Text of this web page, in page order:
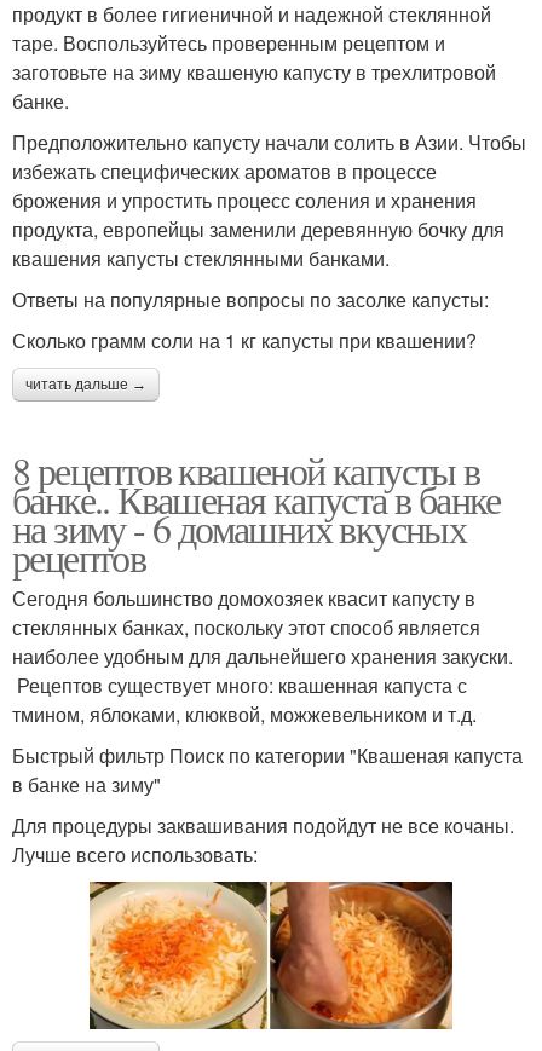
продукт в более гигиеничной и надежной стеклянной
таре. Воспользуйтесь проверенным рецептом и
заготовьте на зиму квашеную капусту в трехлитровой
банке.
Предположительно капусту начали солить в Азии. Чтобы
избежать специфических ароматов в процессе
брожения и упростить процесс соления и хранения
продукта, европейцы заменили деревянную бочку для
квашения капусты стеклянными банками.
Ответы на популярные вопросы по засолке капусты:
Сколько грамм соли на 1 кг капусты при квашении?
читать дальше →
8 рецептов квашеной капусты в
банке.. Квашеная капуста в банке
на зиму - 6 домашних вкусных
рецептов
Сегодня большинство домохозяек квасит капусту в
стеклянных банках, поскольку этот способ является
наиболее удобным для дальнейшего хранения закуски.
Рецептов существует много: квашенная капуста с
тмином, яблоками, клюквой, можжевельником и т.д.
Быстрый фильтр Поиск по категории "Квашеная капуста
в банке на зиму"
Для процедуры заквашивания подойдут не все кочаны.
Лучше всего использовать: